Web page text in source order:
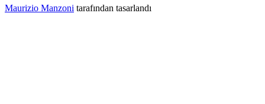
Maurizio Manzoni tarafından tasarlandı